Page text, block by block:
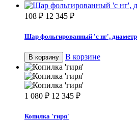
108 ₽ 12 345 ₽
Шар фольгированный 'с нг',
В корзину В корзине
1 080 ₽ 12 345 ₽
Копилка 'гиря'